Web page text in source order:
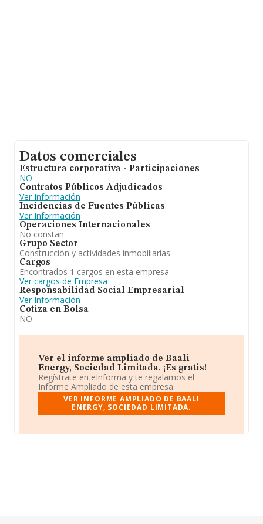
Datos comerciales
Estructura corporativa - Participaciones
NO
Contratos Públicos Adjudicados
Ver Información
Incidencias de Fuentes Públicas
Ver Información
Operaciones Internacionales
No constan
Grupo Sector
Construcción y actividades inmobiliarias
Cargos
Encontrados 1 cargos en esta empresa
Ver cargos de Empresa
Responsabilidad Social Empresarial
Ver Información
Cotiza en Bolsa
NO
Ver el informe ampliado de Baali
Energy, Sociedad Limitada. ¡Es gratis!
Regístrate en eInforma y te regalamos el
Informe Ampliado de esta empresa.
VER INFORME AMPLIADO DE BAALI
ENERGY, SOCIEDAD LIMITADA.